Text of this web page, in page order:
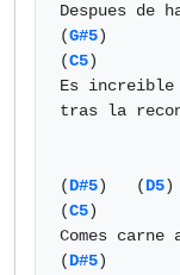
Despues de
(G#5)
(C5)
Es increible
tras la
(D#5)   (D5)
(C5)
Comes carne
(D#5)